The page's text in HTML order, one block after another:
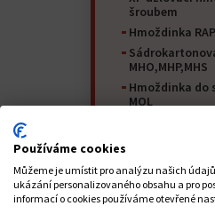
šroubem
Hmoždinka
MHO,MHP,MHS
Hmoždinka do
MOL
sádrokartonu
"motýl"
Používáme cookies
Můžeme je umístit pro analýzu našich
ukázání personalizovaného obsahu a pro
informací o cookies používáme otevřené